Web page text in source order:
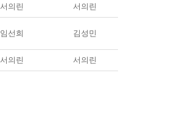
서의린 서의린
임선희 김성민
서의린 서의린